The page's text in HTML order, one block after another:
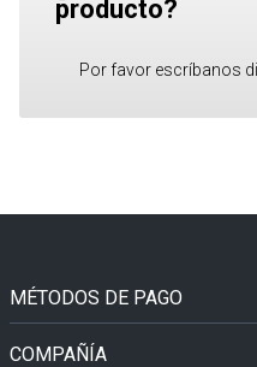
producto?
Por favor escríbanos
MÉTODOS DE PAGO
COMPAÑÍA